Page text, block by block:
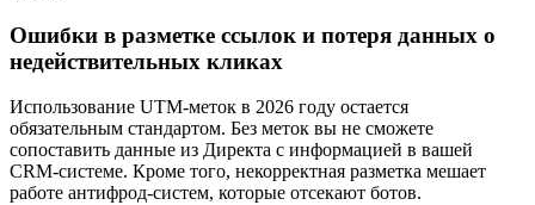
Ошибки в разметке ссылок и потеря данных о
недействительных кликах
Использование UTM-меток в 2026 году остается
обязательным стандартом. Без меток вы не сможете
сопоставить данные из Директа с информацией в вашей
CRM-системе. Кроме того, некорректная разметка мешает
работе антифрод-систем, которые отсекают ботов.